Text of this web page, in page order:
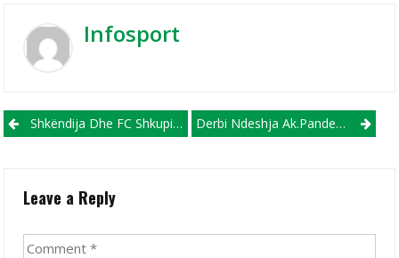
Infosport
Post navigation
Shkëndija Dhe FC Shkupi Kalojnë Raundin E Parë Të Kupës, Kalon Tutje Dhe Boreci Derbi Ndeshja Ak.Pandev-FC Shkupi Të Dielën Nën Dritën E Prohektorëve
Leave a Reply